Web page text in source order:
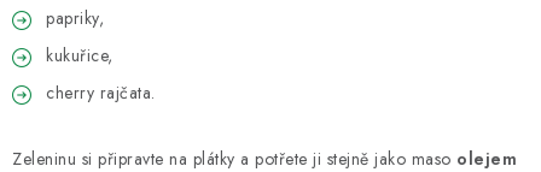
papriky,
kukuřice,
cherry rajčata.
Zeleninu si připravte na plátky a potřete ji stejně jako maso olejem